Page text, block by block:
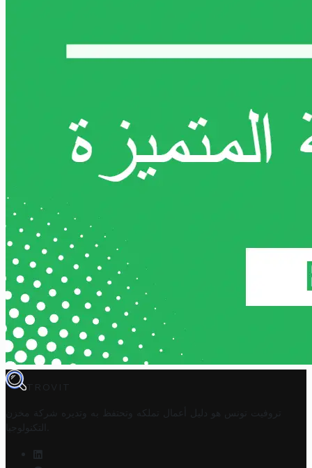
TROVIT
تروفيت تونس هو دليل أعمال تملكه وتحتفظ به وتديره
شركة مخزن
التكنولوجيا